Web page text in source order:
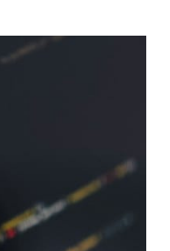
на